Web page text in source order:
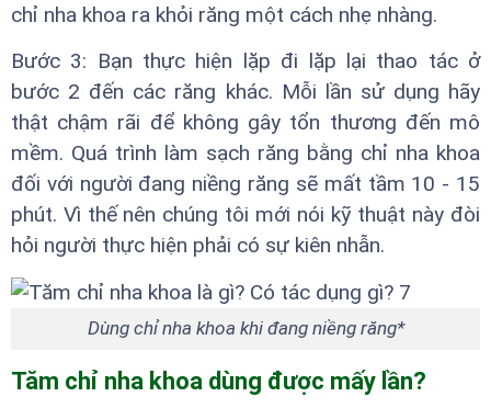
chỉ nha khoa ra khỏi răng một cách nhẹ nhàng.
Bước 3: Bạn thực hiện lặp đi lặp lại thao tác ở
bước 2 đến các răng khác. Mỗi lần sử dụng hãy
thật chậm rãi để không gây tổn thương đến mô
mềm. Quá trình làm sạch răng bằng chỉ nha khoa
đối với người đang niềng răng sẽ mất tầm 10 - 15
phút. Vì thế nên chúng tôi mới nói kỹ thuật này đòi
hỏi người thực hiện phải có sự kiên nhẫn.
Dùng chỉ nha khoa khi đang niềng răng*
Tăm chỉ nha khoa dùng được mấy lần?